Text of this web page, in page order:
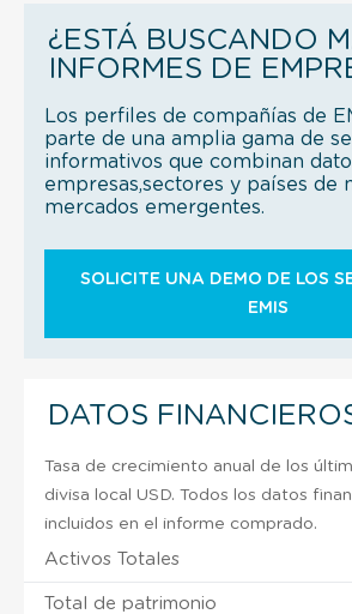
¿ESTÁ BUSCANDO
INFORMES DE
Los perfiles de compañías de
parte de una amplia gama de
informativos que combinan
empresas,sectores y países de
mercados emergentes.
SOLICITE UNA DEMO DE LOS
EMIS
DATOS
Tasa de crecimiento anual de los
divisa local USD. Todos los datos
incluidos en el informe comprado.
Activos Totales
Total de patrimonio